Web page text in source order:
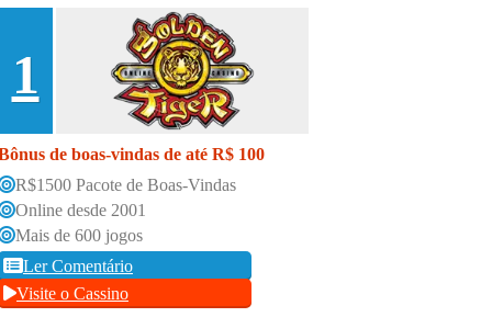
1
de boas-vindas de até R$ 100
R$1500 Pacote de Boas-Vindas
Online desde 2001
Mais de 600 jogos
Ler Comentário
Visite o Cassino